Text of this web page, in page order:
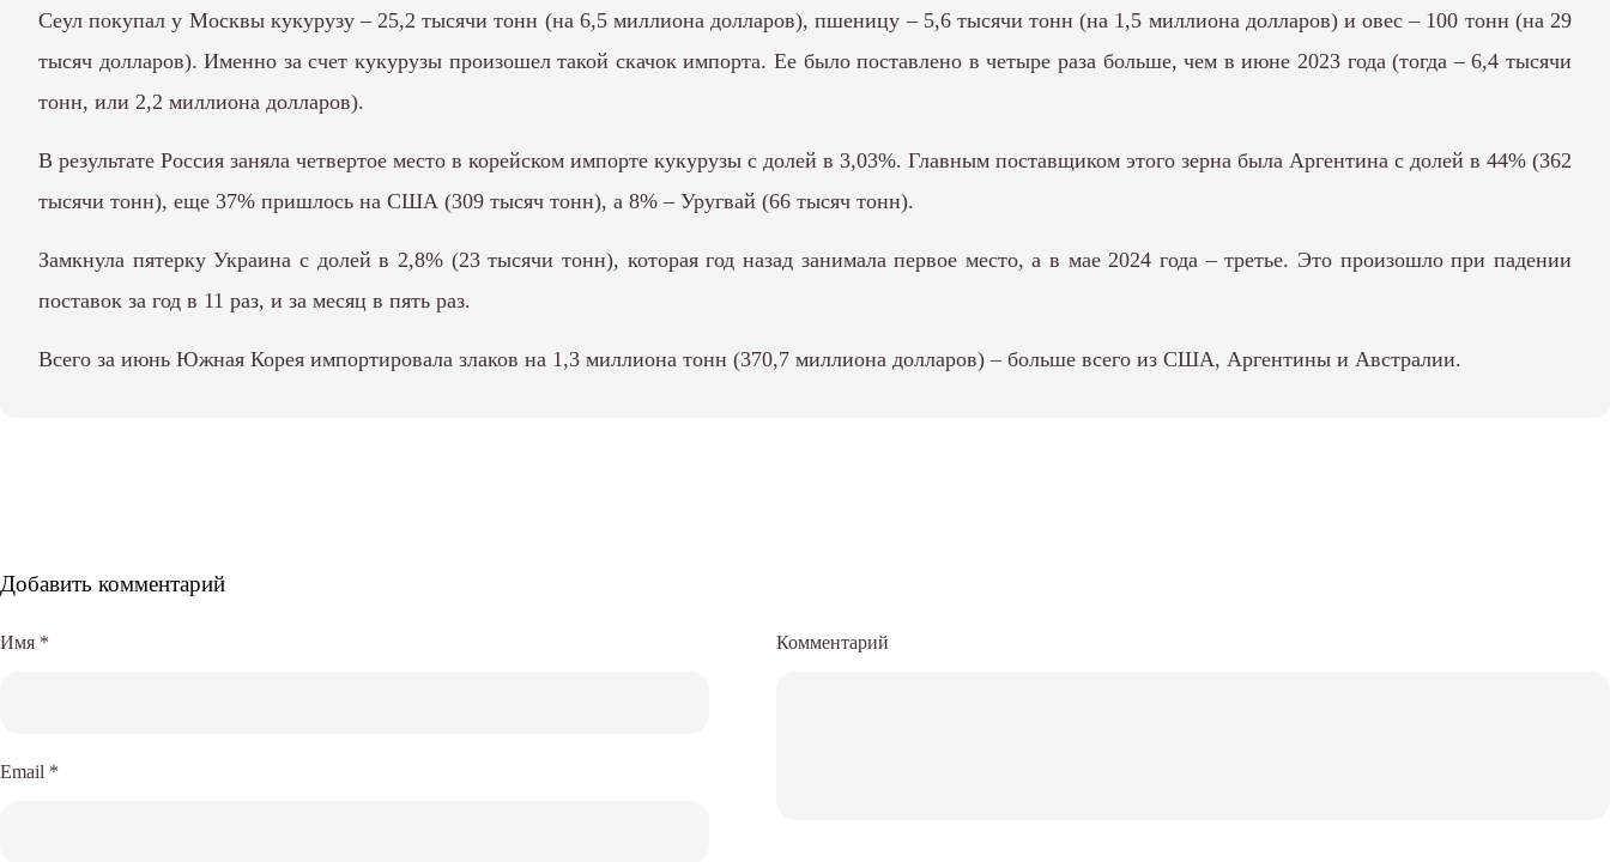
Сеул покупал у Москвы кукурузу – 25,2 тысячи тонн (на 6,5 миллиона долларов), пшеницу – 5,6 тысячи тонн (на 1,5 миллиона долларов) и овес – 100 тонн (на 29
тысяч долларов). Именно за счет кукурузы произошел такой скачок импорта. Ее было поставлено в четыре раза больше, чем в июне 2023 года (тогда – 6,4 тысячи
тонн, или 2,2 миллиона долларов).
В результате Россия заняла четвертое место в корейском импорте кукурузы с долей в 3,03%. Главным поставщиком этого зерна была Аргентина с долей в 44% (362
тысячи тонн), еще 37% пришлось на США (309 тысяч тонн), а 8% – Уругвай (66 тысяч тонн).
Замкнула пятерку Украина с долей в 2,8% (23 тысячи тонн), которая год назад занимала первое место, а в мае 2024 года – третье. Это произошло при падении
поставок за год в 11 раз, и за месяц в пять раз.
Всего за июнь Южная Корея импортировала злаков на 1,3 миллиона тонн (370,7 миллиона долларов) – больше всего из США, Аргентины и Австралии.
Добавить комментарий
Комментарий
Имя *
Email *